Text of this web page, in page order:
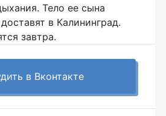
Тело ее сына
в Калининград.
завтра.
в Вконтакте